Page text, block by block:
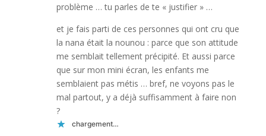
problème … tu parles de te « justifier » …
et je fais parti de ces personnes qui ont cru que
la nana était la nounou : parce que son attitude
me semblait tellement précipité. Et aussi parce
que sur mon mini écran, les enfants me
semblaient pas métis … bref, ne voyons pas le
mal partout, y a déjà suffisamment à faire non
?
chargement…